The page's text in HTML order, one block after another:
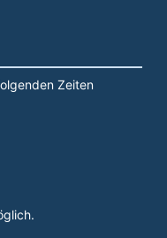
Zeiten